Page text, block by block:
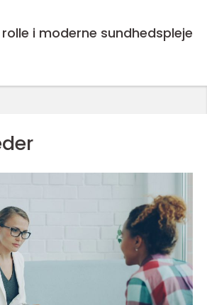
i moderne sundhedspleje